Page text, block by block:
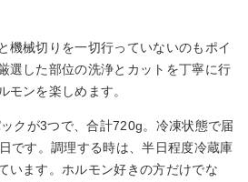
機械切りを一切行っていないのもポイ
選した部位の洗浄とカットを丁寧に行
モンを楽しめます。
クが3つで、合計720g。冷凍状態で届
です。調理する時は、半日程度冷蔵庫
います。ホルモン好きの方だけでな